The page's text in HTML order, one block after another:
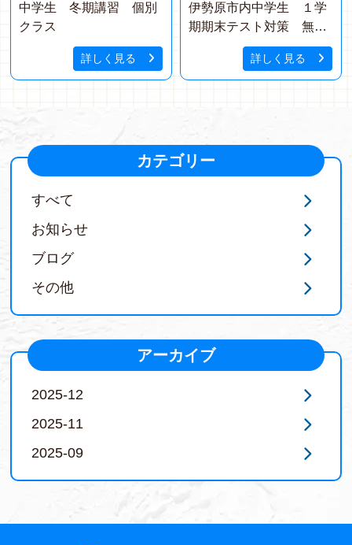
中学生 冬期講習 個別
クラス
詳しく見る
伊勢原市内中学生 １学
期期末テスト対策 無料
講座 受講生受付中
詳しく見る
カテゴリー
すべて
お知らせ
ブログ
その他
アーカイブ
2025-12
2025-11
2025-09